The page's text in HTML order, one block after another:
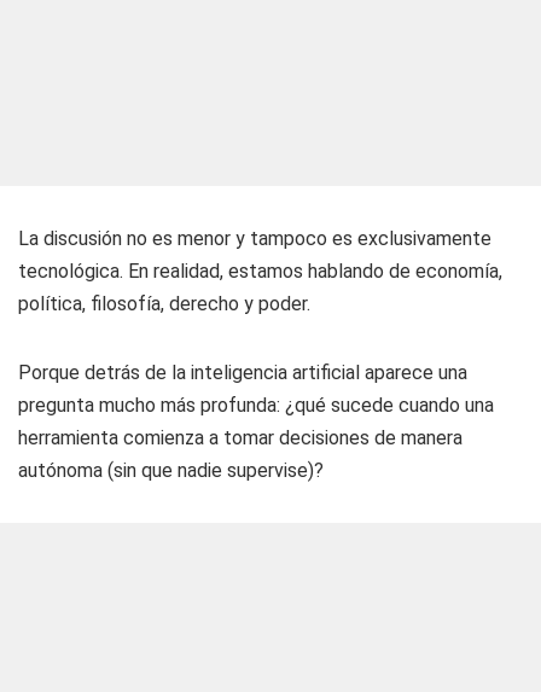
La discusión no es menor y tampoco es exclusivamente
tecnológica. En realidad, estamos hablando de economía,
política, filosofía, derecho y poder.
Porque detrás de la inteligencia artificial aparece una
pregunta mucho más profunda: ¿qué sucede cuando una
herramienta comienza a tomar decisiones de manera
autónoma (sin que nadie supervise)?